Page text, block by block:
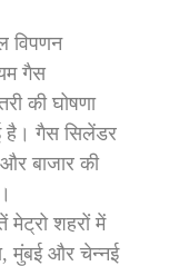
विपणन
गैस
की घोषणा
है। गैस सिलेंडर
बाजार की
मेट्रो शहरों में
मुंबई और चेन्नई